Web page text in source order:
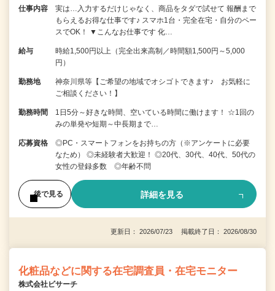
仕事内容
実は…入力するだけじゃなく、商品をタダで試せて 報酬まで
もらえるお得な仕事です♪ スマホ1台・完全在宅・自分のペー
スでOK！ ▼こんなお仕事です 化…
給与
時給1,500円以上（完全出来高制／時間額1,500円～5,000
円）
勤務地
神奈川県等【ご希望の地域でオシゴトできます♪ お気軽に
ご相談ください！】
勤務時間
1日5分～好きな時間、空いている時間に働けます！ ☆1回の
みの単発や短期～中長期まで…
応募資格
◎PC・スマートフォンをお持ちの方（※アンケートに必要
なため） ◎未経験者大歓迎！ ◎20代、30代、40代、50代の
女性の登録多数 ◎年齢不問
後で見る 詳細を見る
更新日： 2026/07/23 掲載終了日： 2026/08/30
化粧品などに関する在宅調査員・在宅モニター
株式会社ビサーチ